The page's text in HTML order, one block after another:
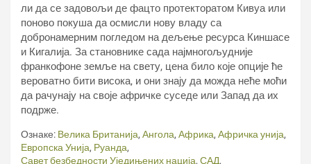
ли да се задовољи де фацто протекторатом Кивуа или
поново покуша да осмисли нову владу са
добронамерним погледом на дељење ресурса Киншасе
и Кигалија. За становнике сада најмногољудније
франкофоне земље на свету, цена било које опције ће
вероватно бити висока, и они знају да можда неће моћи
да рачунају на своје афричке суседе или Запад да их
подрже.
Ознаке: Велика Британија, Ангола, Африка, Афричка унија,
Европска Унија, Руанда,
Савет безбедности Уједињених нација, САД,